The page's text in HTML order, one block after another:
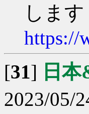
しま
https://
[31] 日本
2023/05/